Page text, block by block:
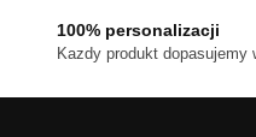
100% personalizacji
Kazdy produkt dopasujemy